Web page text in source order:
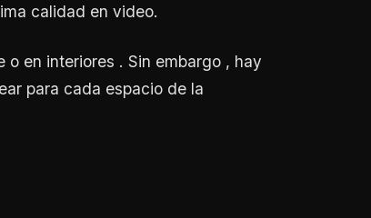
calidad en video.
o en interiores . Sin embargo , hay
para cada espacio de la